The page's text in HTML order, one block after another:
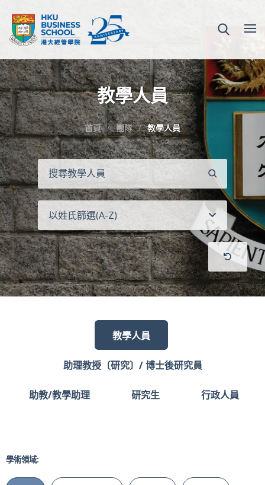
教學人員
首頁 團隊 教學人員
尋
以姓氏篩選(A-Z)
教學人員
助理教授〔研究〕/ 博士後研究員
助教/教學助理 研究生 行政人員
學術領域: